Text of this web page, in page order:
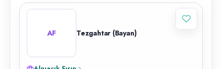
AF Tezgahtar (Bayan)